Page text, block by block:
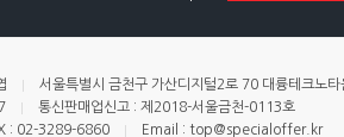
서울특별시 금천구 가산디지털2로 70 대륭테크노
통신판매업신고 : 제2018-서울금천-0113호
: 02-3289-6860 Email : top@specialoffer.kr